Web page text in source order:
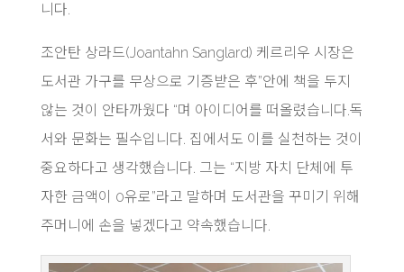
니다.
조안탄 상라드(Joantahn Sanglard) 케르리우 시장은
도서관 가구를 무상으로 기증받은 후”안에 책을 두지
않는 것이 안타까웠다 “며 아이디어를 떠올렸습니다.독
서와 문화는 필수입니다. 집에서도 이를 실천하는 것이
중요하다고 생각했습니다. 그는 “지방 자치 단체에 투
자한 금액이 0유로”라고 말하며 도서관을 꾸미기 위해
주머니에 손을 넣겠다고 약속했습니다.